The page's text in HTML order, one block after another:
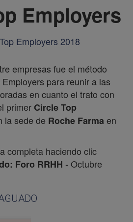
Employers
empresas fue el método
para reunir a las
en cuanto el trato con
primer Circle Top
la sede de Roche Farma en
completa haciendo clic
Foro RRHH - Octubre